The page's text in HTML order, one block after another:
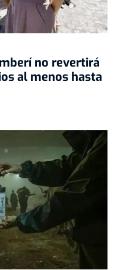
no revertirá
al menos hasta